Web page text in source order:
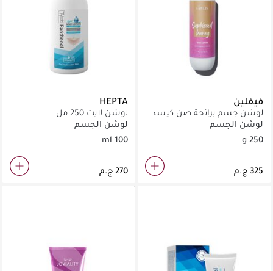
فيفلين
لوشن جسم برائحة صن كيسد
هنيي
لوشن الجسم
250 g
HEPTA
لوشن لايت 250 مل
لوشن الجسم
100 ml